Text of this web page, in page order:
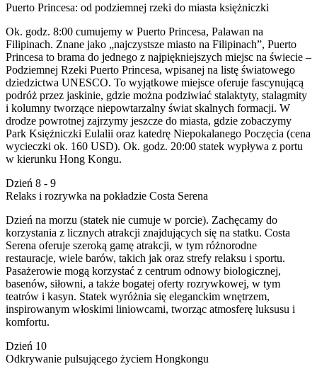
Puerto Princesa: od podziemnej rzeki do miasta księżniczki
Ok. godz. 8:00 cumujemy w Puerto Princesa, Palawan na
Filipinach. Znane jako „najczystsze miasto na Filipinach”, Puerto
Princesa to brama do jednego z najpiękniejszych miejsc na świecie –
Podziemnej Rzeki Puerto Princesa, wpisanej na listę światowego
dziedzictwa UNESCO. To wyjątkowe miejsce oferuje fascynującą
podróż przez jaskinie, gdzie można podziwiać stalaktyty, stalagmity
i kolumny tworzące niepowtarzalny świat skalnych formacji. W
drodze powrotnej zajrzymy jeszcze do miasta, gdzie zobaczymy
Park Księżniczki Eulalii oraz katedrę Niepokalanego Poczęcia (cena
wycieczki ok. 160 USD). Ok. godz. 20:00 statek wypływa z portu
w kierunku Hong Kongu.
Dzień 8 - 9
Relaks i rozrywka na pokładzie Costa Serena
Dzień na morzu (statek nie cumuje w porcie). Zachęcamy do
korzystania z licznych atrakcji znajdujących się na statku. Costa
Serena oferuje szeroką gamę atrakcji, w tym różnorodne
restauracje, wiele barów, takich jak oraz strefy relaksu i sportu.
Pasażerowie mogą korzystać z centrum odnowy biologicznej,
basenów, siłowni, a także bogatej oferty rozrywkowej, w tym
teatrów i kasyn. Statek wyróżnia się eleganckim wnętrzem,
inspirowanym włoskimi liniowcami, tworząc atmosferę luksusu i
komfortu.
Dzień 10
Odkrywanie pulsującego życiem Hongkongu